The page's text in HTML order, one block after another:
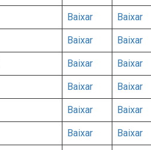
Baixar Baixar
Baixar Baixar
Baixar Baixar
Baixar Baixar
Baixar Baixar
Baixar Baixar